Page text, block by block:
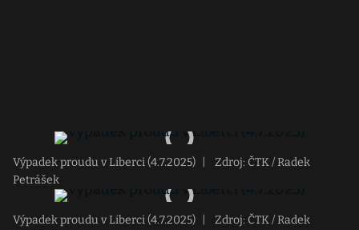
Výpadek proudu v Liberci (4.7.2025)
Zdroj: ČTK / Radek
Petrášek
Výpadek proudu v Liberci (4.7.2025)
Zdroj: ČTK / Radek